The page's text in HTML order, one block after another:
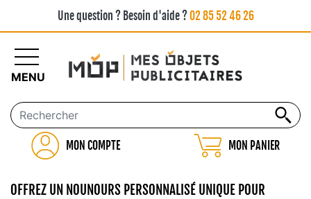
Une question ? Besoin d'aide ?02 85 52 46 26
MON COMPTE MON PANIER
MENU
OFFREZ UN NOUNOURS PERSONNALISÉ UNIQUE POUR